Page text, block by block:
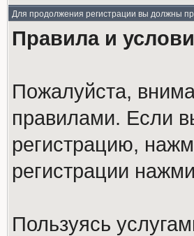
Для продолжения регистрации вы должны
Правила и
Пожалуйста,
правилами. Если
регистрацию,
регистрации
Пользуясь